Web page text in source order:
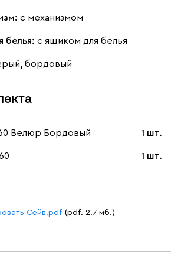
с механизмом
белья: с ящиком для белья
бордовый
Велюр Бордовый 1 шт.
1 шт.
Сейв.pdf (pdf. 2.7 мб.)